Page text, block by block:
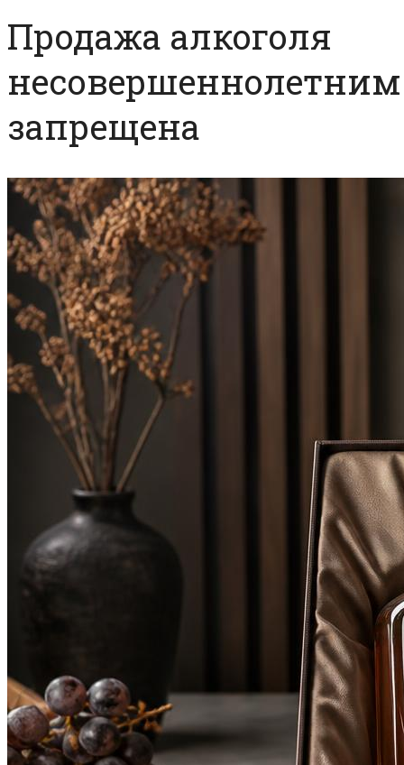
Продажа алкоголя
несовершеннолетним
запрещена